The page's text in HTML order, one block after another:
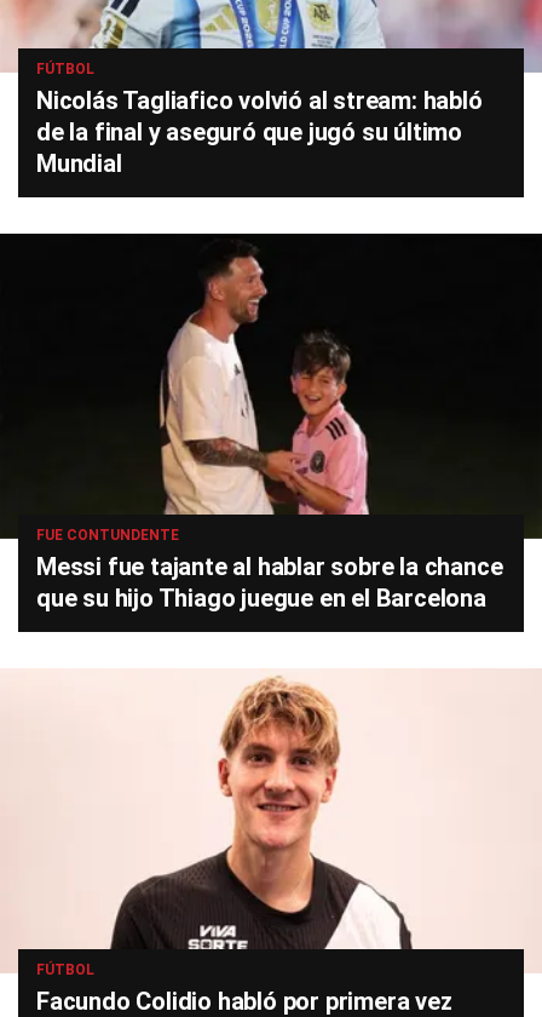
FÚTBOL
Nicolás Tagliafico volvió al stream: habló
de la final y aseguró que jugó su último
Mundial
FUE CONTUNDENTE
Messi fue tajante al hablar sobre la chance
que su hijo Thiago juegue en el Barcelona
FÚTBOL
Facundo Colidio habló por primera vez